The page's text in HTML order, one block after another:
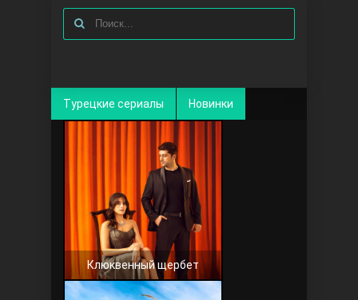
Турецкие сериалы Новинки
Клюквенный щербет